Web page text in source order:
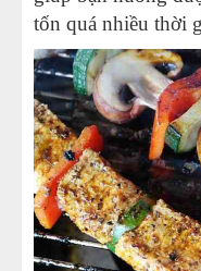
tốn quá nhiều thời